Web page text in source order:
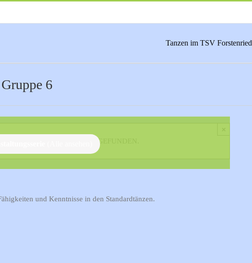
Tanzen im TSV Forstenried
6
HAT BEREITS STATTGEFUNDEN.
und Kenntnisse in den Standardtänzen.